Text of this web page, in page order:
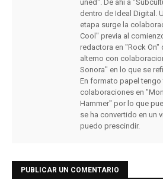
uned". De ahí a
dentro de Ideal Digital.
etapa surge la
Cool" previa al
redactora en "Rock On"
alterno con
Sonora" en lo que se
En formato papel
colaboraciones en
Hammer" por lo que
se ha convertido en un
puedo prescindir.
PUBLICAR UN COMENTARIO